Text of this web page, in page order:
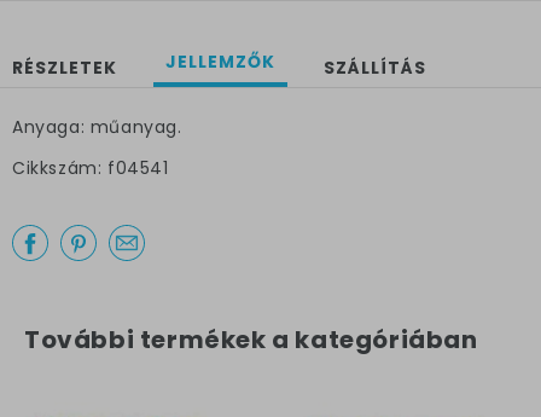
RÉSZLETEK JELLEMZŐK SZÁLLÍTÁS
Anyaga: műanyag.
Cikkszám: f04541
További termékek a kategóriában